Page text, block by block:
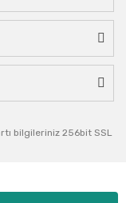
bilgileriniz 256bit SSL